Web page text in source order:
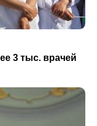
3 тыс. врачей